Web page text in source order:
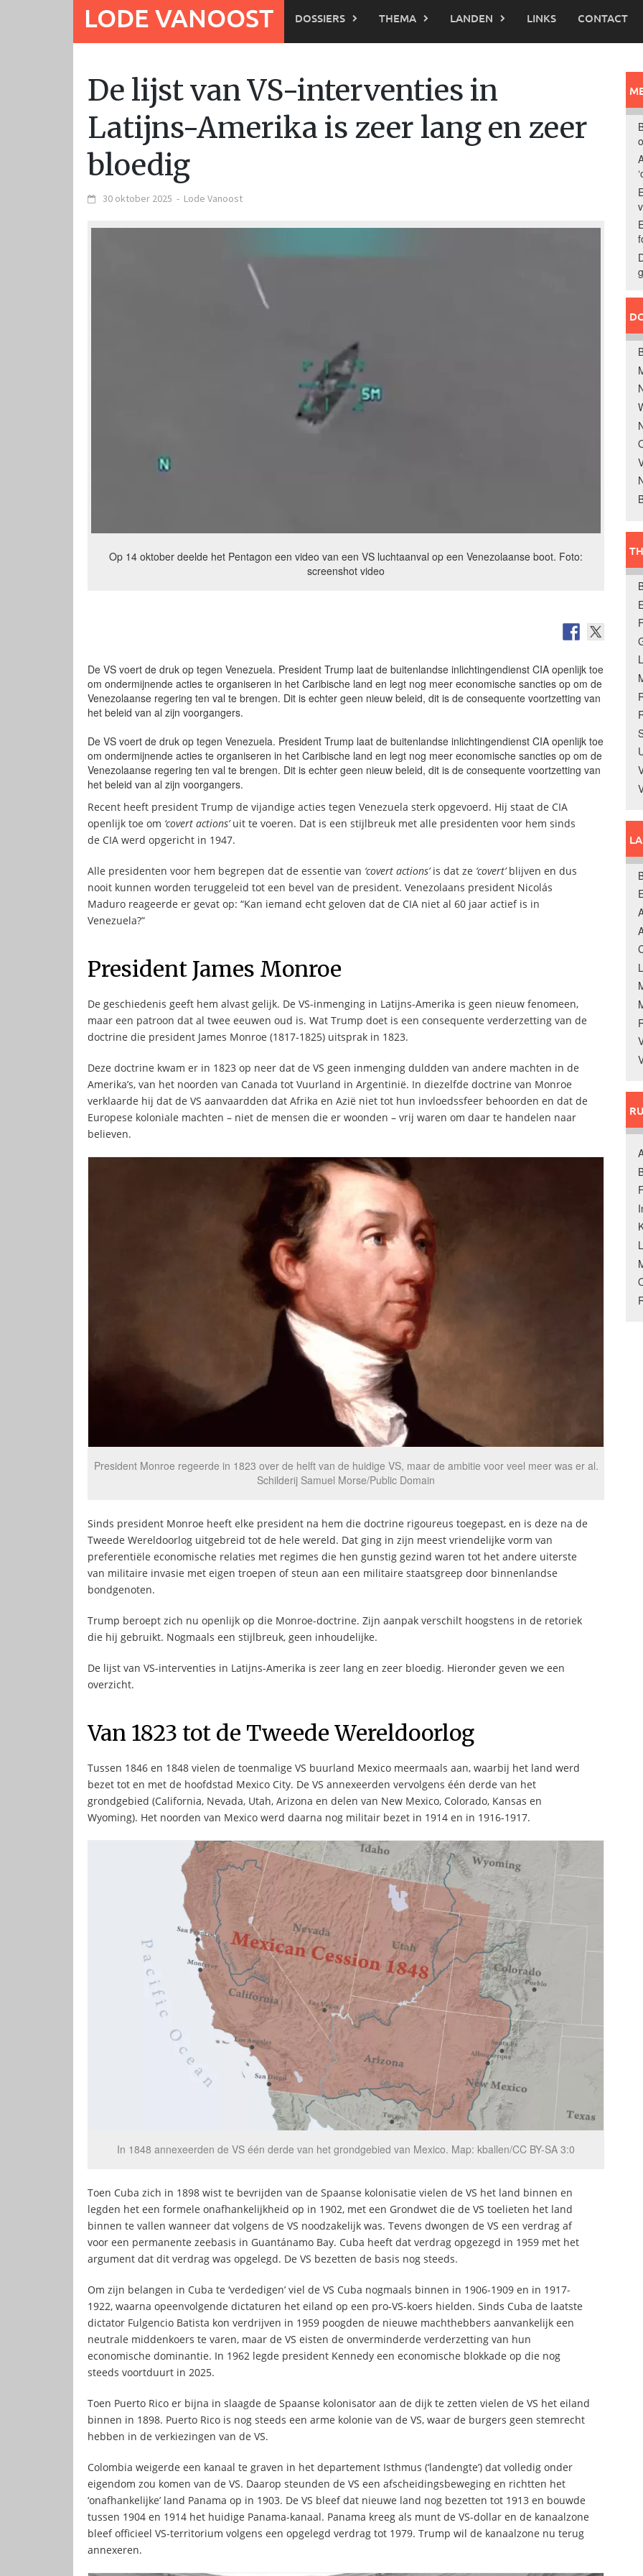
LODE VANOOST DOSSIERS THEMA LANDEN LINKS CONTACT
De lijst van VS-interventies in
Latijns-Amerika is zeer lang en zeer
bloedig
30 oktober 2025 - Lode Vanoost
Op 14 oktober deelde het Pentagon een video van een VS luchtaanval op een Venezolaanse boot. Foto:
screenshot video
De VS voert de druk op tegen Venezuela. President Trump laat de buitenlandse inlichtingendienst CIA openlijk toe
om ondermijnende acties te organiseren in het Caribische land en legt nog meer economische sancties op om de
Venezolaanse regering ten val te brengen. Dit is echter geen nieuw beleid, dit is de consequente voortzetting van
het beleid van al zijn voorgangers.
De VS voert de druk op tegen Venezuela. President Trump laat de buitenlandse inlichtingendienst CIA openlijk toe
om ondermijnende acties te organiseren in het Caribische land en legt nog meer economische sancties op om de
Venezolaanse regering ten val te brengen. Dit is echter geen nieuw beleid, dit is de consequente voortzetting van
het beleid van al zijn voorgangers.
Recent heeft president Trump de vijandige acties tegen Venezuela sterk opgevoerd. Hij staat de CIA
openlijk toe om ‘covert actions’uit te voeren. Dat is een stijlbreuk met alle presidenten voor hem sinds
de CIA werd opgericht in 1947.
Alle presidenten voor hem begrepen dat de essentie van ‘covert actions’is dat ze ‘covert’blijven en dus
nooit kunnen worden teruggeleid tot een bevel van de president. Venezolaans president Nicolás
Maduro reageerde er gevat op: “Kan iemand echt geloven dat de CIA niet al 60 jaar actief is in
Venezuela?”
President James Monroe
De geschiedenis geeft hem alvast gelijk. De VS-inmenging in Latijns-Amerika is geen nieuw fenomeen,
maar een patroon dat al twee eeuwen oud is. Wat Trump doet is een consequente verderzetting van de
doctrine die president James Monroe (1817-1825) uitsprak in 1823.
Deze doctrine kwam er in 1823 op neer dat de VS geen inmenging duldden van andere machten in de
Amerika’s, van het noorden van Canada tot Vuurland in Argentinië. In diezelfde doctrine van Monroe
verklaarde hij dat de VS aanvaardden dat Afrika en Azië niet tot hun invloedssfeer behoorden en dat de
Europese koloniale machten – niet de mensen die er woonden – vrij waren om daar te handelen naar
believen.
President Monroe regeerde in 1823 over de helft van de huidige VS, maar de ambitie voor veel meer was er al.
Schilderij Samuel Morse/Public Domain
Sinds president Monroe heeft elke president na hem die doctrine rigoureus toegepast, en is deze na de
Tweede Wereldoorlog uitgebreid tot de hele wereld. Dat ging in zijn meest vriendelijke vorm van
preferentiële economische relaties met regimes die hen gunstig gezind waren tot het andere uiterste
van militaire invasie met eigen troepen of steun aan een militaire staatsgreep door binnenlandse
bondgenoten.
Trump beroept zich nu openlijk op die Monroe-doctrine. Zijn aanpak verschilt hoogstens in de retoriek
die hij gebruikt. Nogmaals een stijlbreuk, geen inhoudelijke.
De lijst van VS-interventies in Latijns-Amerika is zeer lang en zeer bloedig. Hieronder geven we een
overzicht.
Van 1823 tot de Tweede Wereldoorlog
Tussen 1846 en 1848 vielen de toenmalige VS buurland Mexico meermaals aan, waarbij het land werd
bezet tot en met de hoofdstad Mexico City. De VS annexeerden vervolgens één derde van het
grondgebied (California, Nevada, Utah, Arizona en delen van New Mexico, Colorado, Kansas en
Wyoming). Het noorden van Mexico werd daarna nog militair bezet in 1914 en in 1916-1917.
In 1848 annexeerden de VS één derde van het grondgebied van Mexico. Map: kballen/CC BY-SA 3:0
Toen Cuba zich in 1898 wist te bevrijden van de Spaanse kolonisatie vielen de VS het land binnen en
legden het een formele onafhankelijkheid op in 1902, met een Grondwet die de VS toelieten het land
binnen te vallen wanneer dat volgens de VS noodzakelijk was. Tevens dwongen de VS een verdrag af
voor een permanente zeebasis in Guantánamo Bay. Cuba heeft dat verdrag opgezegd in 1959 met het
argument dat dit verdrag was opgelegd. De VS bezetten de basis nog steeds.
Om zijn belangen in Cuba te ‘verdedigen’ viel de VS Cuba nogmaals binnen in 1906-1909 en in 1917-
1922, waarna opeenvolgende dictaturen het eiland op een pro-VS-koers hielden. Sinds Cuba de laatste
dictator Fulgencio Batista kon verdrijven in 1959 poogden de nieuwe machthebbers aanvankelijk een
neutrale middenkoers te varen, maar de VS eisten de onverminderde verderzetting van hun
economische dominantie. In 1962 legde president Kennedy een economische blokkade op die nog
steeds voortduurt in 2025.
Toen Puerto Rico er bijna in slaagde de Spaanse kolonisator aan de dijk te zetten vielen de VS het eiland
binnen in 1898. Puerto Rico is nog steeds een arme kolonie van de VS, waar de burgers geen stemrecht
hebben in de verkiezingen van de VS.
Colombia weigerde een kanaal te graven in het departement Isthmus (‘landengte’) dat volledig onder
eigendom zou komen van de VS. Daarop steunden de VS een afscheidingsbeweging en richtten het
‘onafhankelijke’ land Panama op in 1903. De VS bleef dat nieuwe land nog bezetten tot 1913 en bouwde
tussen 1904 en 1914 het huidige Panama-kanaal. Panama kreeg als munt de VS-dollar en de kanaalzone
bleef officieel VS-territorium volgens een opgelegd verdrag tot 1979. Trump wil de kanaalzone nu terug
annexeren.